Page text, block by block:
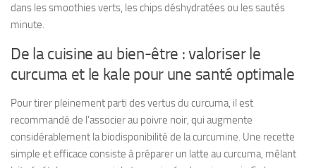
dans les smoothies verts, les chips déshydratées ou les sautés
minute.
De la cuisine au bien-être : valoriser le
curcuma et le kale pour une santé optimale
Pour tirer pleinement parti des vertus du curcuma, il est
recommandé de l’associer au poivre noir, qui augmente
considérablement la biodisponibilité de la curcumine. Une recette
simple et efficace consiste à préparer un latte au curcuma, mêlant